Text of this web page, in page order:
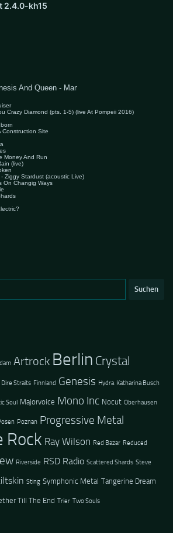
2.4.0-kh15
Artrock Berlin Crystal
Dire Straits Finnland Genesis Hydra Katharina Busch
Soul Majorvoice Mono Inc Nocut Oberhausen
Poznan Progressive Metal
Rock Ray Wilson Red Bazar Reduced
Riverside RSD Radio Scattered Shards Steve
Sting Symphonic Metal Tangerine Dream
Till The End Trier Two Souls